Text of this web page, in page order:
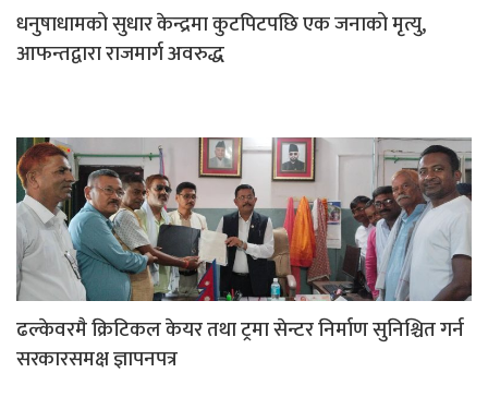
धनुषाधामको सुधार केन्द्रमा कुटपिटपछि एक जनाको मृत्यु,
आफन्तद्वारा राजमार्ग अवरुद्ध
ढल्केवरमै क्रिटिकल केयर तथा ट्रमा सेन्टर निर्माण सुनिश्चित गर्न
सरकारसमक्ष ज्ञापनपत्र